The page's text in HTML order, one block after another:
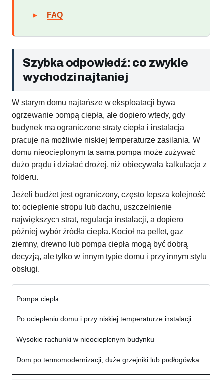
FAQ
Szybka odpowiedź: co zwykle
wychodzi najtaniej
W starym domu najtańsze w eksploatacji bywa
ogrzewanie pompą ciepła, ale dopiero wtedy, gdy
budynek ma ograniczone straty ciepła i instalacja
pracuje na możliwie niskiej temperaturze zasilania. W
domu nieocieplonym ta sama pompa może zużywać
dużo prądu i działać drożej, niż obiecywała kalkulacja z
folderu.
Jeżeli budżet jest ograniczony, często lepsza kolejność
to: ocieplenie stropu lub dachu, uszczelnienie
największych strat, regulacja instalacji, a dopiero
później wybór źródła ciepła. Kocioł na pellet, gaz
ziemny, drewno lub pompa ciepła mogą być dobrą
decyzją, ale tylko w innym typie domu i przy innym stylu
obsługi.
Pompa ciepła
Po ociepleniu domu i przy niskiej temperaturze instalacji
Wysokie rachunki w nieocieplonym budynku
Dom po termomodernizacji, duże grzejniki lub podłogówka